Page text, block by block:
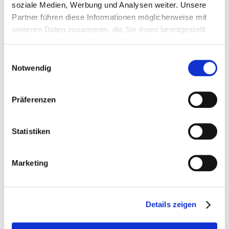
soziale Medien, Werbung und Analysen weiter. Unsere
Partner führen diese Informationen möglicherweise mit
weiteren Daten zusammen, die Sie ihnen bereitgestellt
Cookies, wenn Sie unsere Webseite weiterhin nutzen.
Notwendig
Präferenzen
Statistiken
Marketing
Details zeigen
